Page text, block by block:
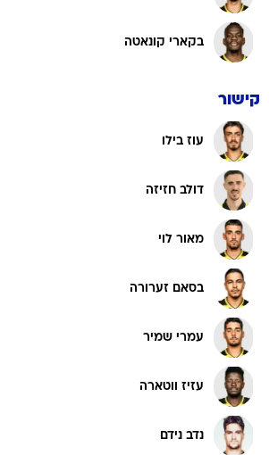
בקארי קונאטה
קישור
עוז בילו
דולב חזיזה
מאור לוי
בסאם זערורה
עמרי שמיר
עזיז ווטארה
נדב נידם